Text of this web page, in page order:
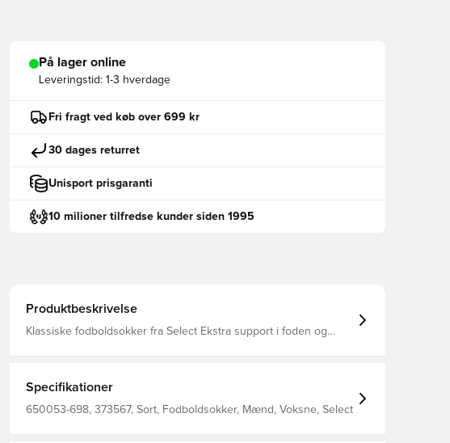
På lager online
Leveringstid: 1-3 hverdage
Fri fragt ved køb over 699 kr
30 dages returret
Unisport prisgaranti
10 milioner tilfredse kunder siden 1995
Produktbeskrivelse
Klassiske fodboldsokker fra Select Ekstra support i foden og
Specifikationer
650053-698, 373567, Sort, Fodboldsokker, Mænd, Voksne, Select